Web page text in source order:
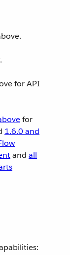
for API
for
1.6.0 and
and all